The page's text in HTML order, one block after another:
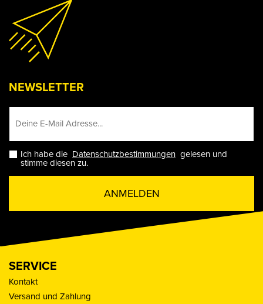
NEWSLETTER
Ich habe die Datenschutzbestimmungen gelesen und
stimme diesen zu.
ANMELDEN
SERVICE
Kontakt
Versand und Zahlung